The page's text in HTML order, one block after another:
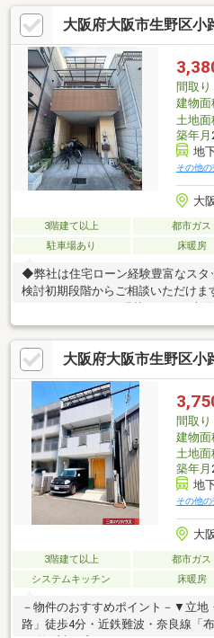
付けも安心です！ 各階にトイレが
ご質問・内覧のご希望などございま
い♪
大阪府大阪市生野区小
間取り
建物面
土地面
築年月
地
その他の
大
3階建て以上 都市ガス
駐車場あり
床暖房
◆弊社は住宅ローン経験豊富なス
検討初期段階からご相談いただけま
ランに対応可能ですのでご検討中
♪・現在空家につき即日内覧可能・
件・陽当たり通風良好な広々南側ル
室乾燥機など充実した設備・きれ
動産のことなら株式会社ジノベ
ちろん相続相談などもお任せくだ
わせお待ちしております。
大阪府大阪市生野区小
間取り
建物面
土地面
築年月
地
その他の
大
3階建て以上 都市ガス
システムキッチン
床暖房
－物件のおすすめポイント－▼立地
路」徒歩4分・近鉄難波・奈良線「